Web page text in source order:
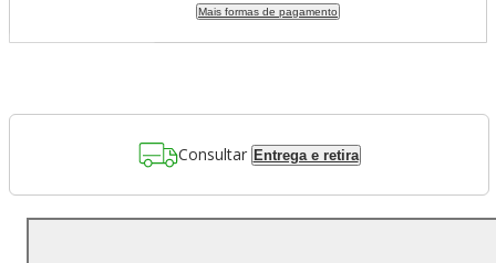
Mais formas de pagamento
Consultar Entrega e retira